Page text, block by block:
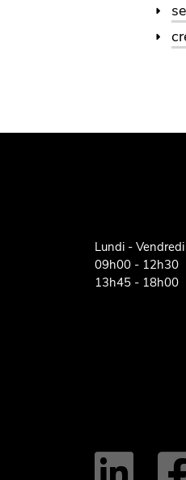
Lundi - Vendredi
09h00 - 12h30
13h45 - 18h00